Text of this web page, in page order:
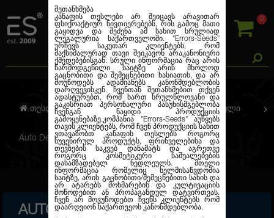
0
შეთანხმება
კანაფის თესლები არ შეიცავს არავითარ
ფსიქოაქტიურ ნივთიერებებს, რის გამოც მათი
გაყიდვა და შეძენა ამ სახით სრულიად
ლეგალურია საქართველოში. "Errors-Seeds"
ურჩევს საკუთარ კლიენტებს, რომ
მაქსიმალურად თავი შეიკავონ არაკანონიერი
ქმედებებისგან. სრული ინფორმაცია რაც არის
წარმოდგენილი საიტზე არის მხოლოდ
გაცნობითი და შემეცნებითი ხასიათის, და არ
მოუწოდებს ადამიანებს კანონმდებლობის
დარღვევისკენ. ჩვენთან შეთანხმებით თქვენ
ადასტურებთ, რომ ხართ სრულწლოვანი და
გაკისრიათ პერსონალური პასუხისმგებლობა
ჩვენგან ნაყიდი პროდუქციის
გამოყენებაზე.კომპანია
"Errors-Seeds" აუწყებს
თავის კლიენტებს, რომ ჩვენ პროდუქციის სახით
ვთავაზობთ კანაფის თესლებს როგორც
სუვენირულ პროდუქტს, ფრინველებისა და
თევზების საკვებ დანამატს და აგრეთვე
როგორც კოსმეტიკური საშუალებების
დასამზადებელ ნედლეულს. მთელი
ინფორმაცია რომელიც ხელმისაწვდომია
საიტზე, არის გაცნობითი/შემეცნებითი სახის და
არ ატარებს მოხმარების და კულტივაციის
მოწოდებით ან პროპაგანდულ დატვირთვას.
ჩვენ არ მოვუწოდებთ ჩვენს კლიენტებს რომ
დაარღვიონ საქართვეოს კანონმდებლობა.
თესლების კანაფი ავტო. ფემინიზირებული
Auto Deimos Feminised
AUTO DEIMOS FEMINISED